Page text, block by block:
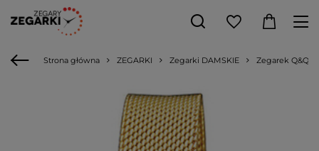
Strona główna ZEGARKI Zegarki DAMSKIE Zegarek Q&Q